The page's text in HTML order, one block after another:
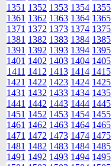
1351 1352 1353 1354 1355
1361 1362 1363 1364 1365
1371 1372 1373 1374 1375
1381 1382 1383 1384 1385
1391 1392 1393 1394 1395
1401 1402 1403 1404 1405
1411 1412 1413 1414 1415
1421 1422 1423 1424 1425
1431 1432 1433 1434 1435
1441 1442 1443 1444 1445
1451 1452 1453 1454 1455
1461 1462 1463 1464 1465
1471 1472 1473 1474 1475
1481 1482 1483 1484 1485
1491 1492 1493 1494 1495